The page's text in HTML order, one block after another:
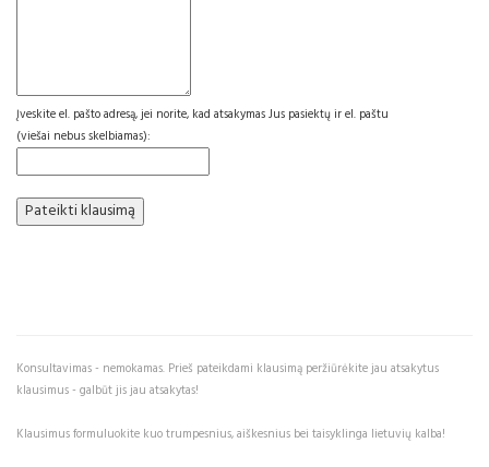
Įveskite el. pašto adresą, jei norite, kad atsakymas Jus pasiektų ir el. paštu
(viešai nebus skelbiamas):
Konsultavimas - nemokamas. Prieš pateikdami klausimą peržiūrėkite jau atsakytus
klausimus - galbūt jis jau atsakytas!
Klausimus formuluokite kuo trumpesnius, aiškesnius bei taisyklinga lietuvių kalba!